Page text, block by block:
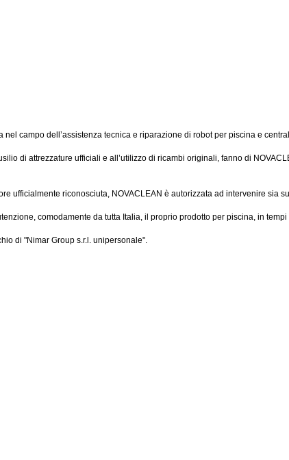
campo dell’assistenza tecnica e riparazione di robot per piscina e
di attrezzature ufficiali e all’utilizzo di ricambi originali, fanno di
ufficialmente riconosciuta, NOVACLEAN è autorizzata ad intervenire
comodamente da tutta Italia, il proprio prodotto per piscina, in
di "Nimar Group s.r.l. unipersonale".